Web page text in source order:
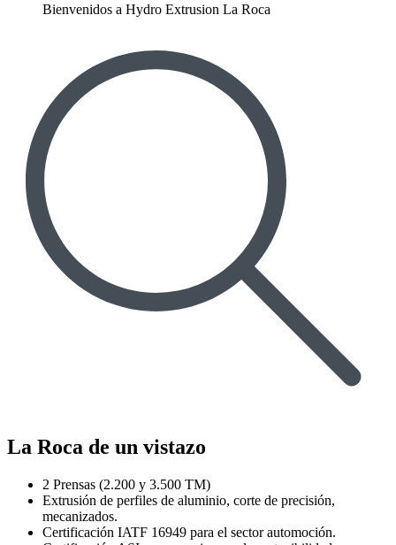
Bienvenidos a Hydro Extrusion La Roca
La Roca de un vistazo
2 Prensas (2.200 y 3.500 TM)
Extrusión de perfiles de aluminio, corte de precisión,
mecanizados.
Certificación IATF 16949 para el sector automoción.